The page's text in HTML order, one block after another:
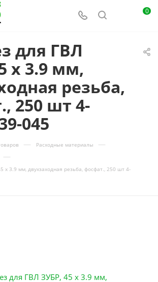
0
для ГВЛ
х 3.9 мм,
резьба,
250 шт 4-
045
— Расходные материалы —
—
х 3.9 мм, двухзаходная резьба, фосфат., 250 шт 4-